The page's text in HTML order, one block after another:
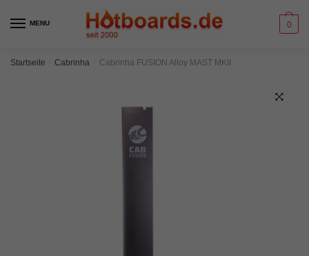
MENU 0
Startseite Cabrinha Cabrinha FUSION Alloy MAST MKII